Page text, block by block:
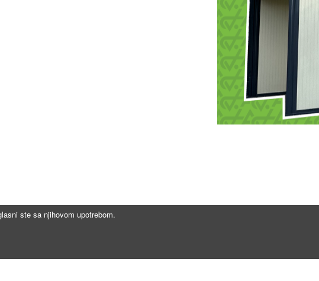
ste sa njihovom upotrebom.
Brzi linkovi